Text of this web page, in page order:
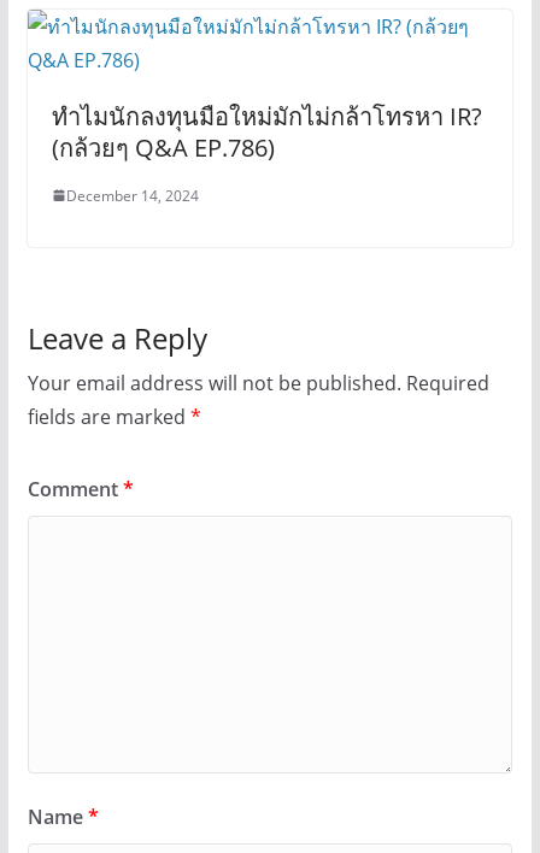
ทำไมนักลงทุนมือใหม่มักไม่กล้าโทรหา IR?
(กล้วยๆ Q&A EP.786)
December 14, 2024
Leave a Reply
Your email address will not be published. Required
fields are marked *
Comment*
Name*